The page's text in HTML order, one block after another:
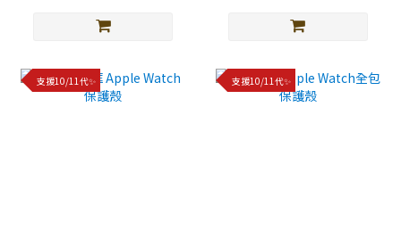
支援10/11代✨ 支援10/11代✨